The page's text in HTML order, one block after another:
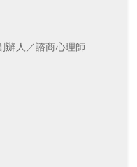
辦人／諮商心理師